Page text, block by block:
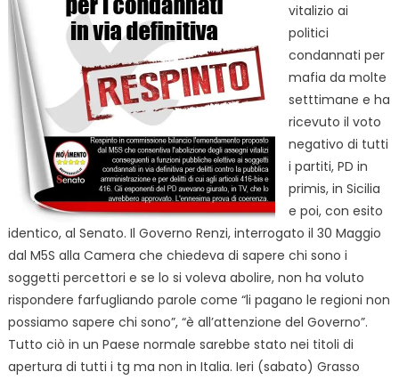
vitalizio ai
politici
condannati per
mafia da molte
setttimane e ha
ricevuto il voto
negativo di tutti
i partiti, PD in
primis, in Sicilia
e poi, con esito
identico, al Senato. Il Governo Renzi, interrogato il 30 Maggio
dal M5S alla Camera che chiedeva di sapere chi sono i
soggetti percettori e se lo si voleva abolire, non ha voluto
rispondere farfugliando parole come “li pagano le regioni non
possiamo sapere chi sono”, “è all’attenzione del Governo”.
Tutto ciò in un Paese normale sarebbe stato nei titoli di
apertura di tutti i tg ma non in Italia. Ieri (sabato) Grasso